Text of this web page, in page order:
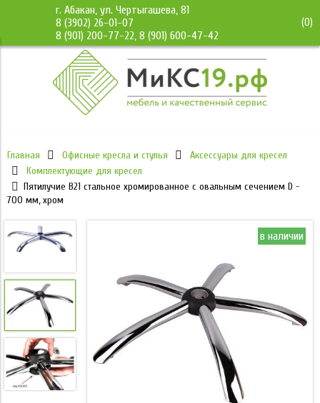
г. Абакан, ул. Чертыгашева, 81
8 (3902) 26-01-07
8 (901) 200-77-22, 8 (901) 600-47-42
(0)
Главная Офисные кресла и стулья
Аксессуары для кресел
Комплектующие для кресел
Пятилучие B21 стальное хромированное с овальным сечением D -
700 мм, хром
в наличии в наличии